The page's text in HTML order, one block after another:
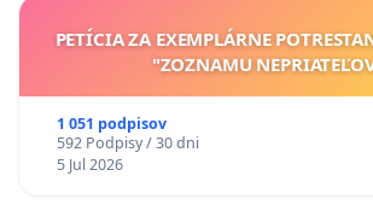
PETÍCIA ZA EXEMPLÁRNE
"ZOZNAMU
1 051 podpisov
592 Podpisy / 30 dni
5 Jul 2026